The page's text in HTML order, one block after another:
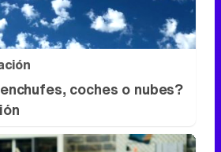
coches o nubes?